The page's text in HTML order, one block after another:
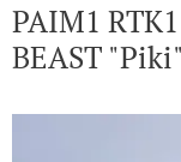
PAIM1
BEAST "Piki"